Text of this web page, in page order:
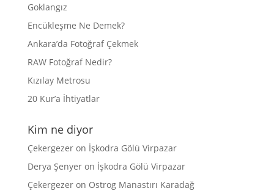
Goklangız
Encükleşme Ne Demek?
Ankara’da Fotoğraf Çekmek
RAW Fotoğraf Nedir?
Kızılay Metrosu
20 Kur’a İhtiyatlar
Kim ne diyor
Çekergezeron İşkodra Gölü Virpazar
Derya Şenyeron İşkodra Gölü Virpazar
Çekergezeron Ostrog Manastırı Karadağ